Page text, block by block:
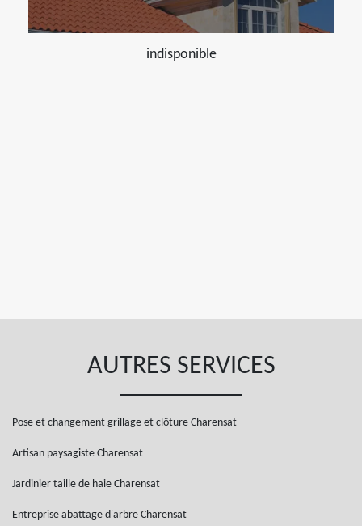
indisponible
AUTRES SERVICES
Pose et changement grillage et clôture Charensat
Artisan paysagiste Charensat
Jardinier taille de haie Charensat
Entreprise abattage d'arbre Charensat